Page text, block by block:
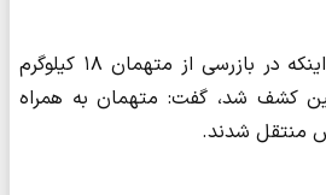
سرهنگ عسگری با بیان اینکه در بازرسی از متهمان ۱۸ کیلوگرم
هروئین کشف شد، گفت: متهمان به همراه
منتقل شدند.